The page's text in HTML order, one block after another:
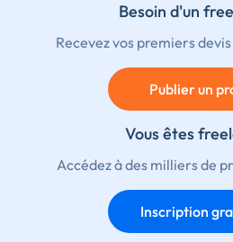
Besoin d'un
Recevez vos premiers
Publier un
Vous êtes
Accédez à des milliers de
Inscription